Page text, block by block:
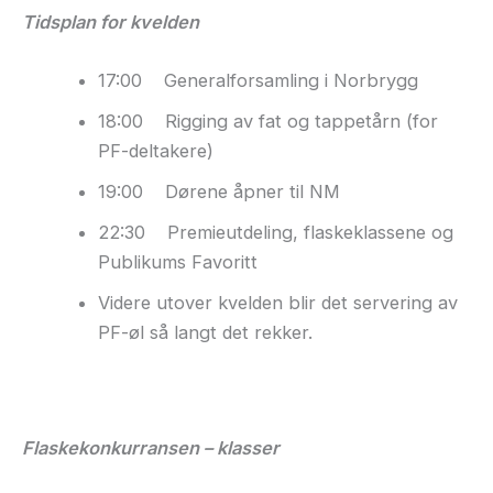
Tidsplan for kvelden
17:00 Generalforsamling i Norbrygg
18:00 Rigging av fat og tappetårn (for
PF-deltakere)
19:00 Dørene åpner til NM
22:30 Premieutdeling, flaskeklassene og
Publikums Favoritt
Videre utover kvelden blir det servering av
PF-øl så langt det rekker.
Flaskekonkurransen – klasser